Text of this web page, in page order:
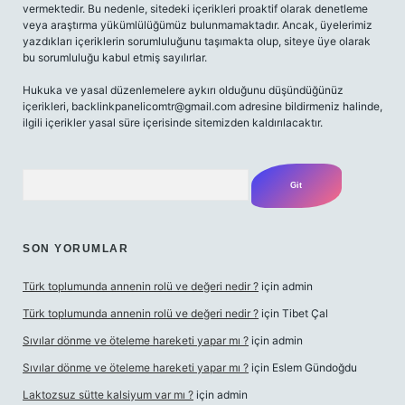
vermektedir. Bu nedenle, sitedeki içerikleri proaktif olarak denetleme
veya araştırma yükümlülüğümüz bulunmamaktadır. Ancak, üyelerimiz
yazdıkları içeriklerin sorumluluğunu taşımakta olup, siteye üye olarak
bu sorumluluğu kabul etmiş sayılırlar.
Hukuka ve yasal düzenlemelere aykırı olduğunu düşündüğünüz
içerikleri, backlinkpanelicomtr@gmail.com adresine bildirmeniz halinde,
ilgili içerikler yasal süre içerisinde sitemizden kaldırılacaktır.
SON YORUMLAR
Türk toplumunda annenin rolü ve değeri nedir ? için admin
Türk toplumunda annenin rolü ve değeri nedir ? için Tibet Çal
Sıvılar dönme ve öteleme hareketi yapar mı ? için admin
Sıvılar dönme ve öteleme hareketi yapar mı ? için Eslem Gündoğdu
Laktozsuz sütte kalsiyum var mı ? için admin